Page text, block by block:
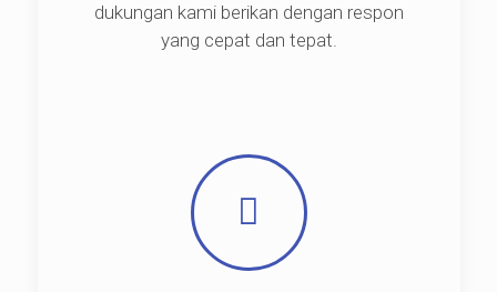
dukungan kami berikan dengan respon
yang cepat dan tepat.